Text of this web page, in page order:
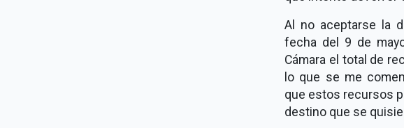
Al no aceptarse la
fecha del 9 de
Cámara el total de
lo que se me
que estos recursos
destino que se